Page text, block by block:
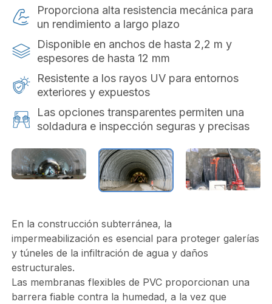
Proporciona alta resistencia mecánica para
un rendimiento a largo plazo
Disponible en anchos de hasta 2,2 m y
espesores de hasta 12 mm
Resistente a los rayos UV para entornos
exteriores y expuestos
Las opciones transparentes permiten una
soldadura e inspección seguras y precisas
En la construcción subterránea, la
impermeabilización es esencial para proteger galerías
y túneles de la infiltración de agua y daños
estructurales.
Las membranas flexibles de PVC proporcionan una
barrera fiable contra la humedad, a la vez que